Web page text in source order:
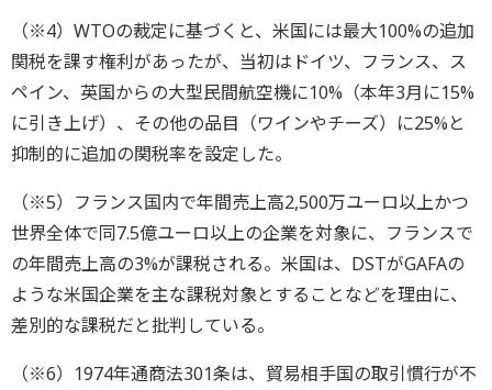
（※4）WTOの裁定に基づくと、米国には最大100%の追加
関税を課す権利があったが、当初はドイツ、フランス、ス
ペイン、英国からの大型民間航空機に10%（本年3月に15%
に引き上げ）、その他の品目（ワインやチーズ）に25%と
抑制的に追加の関税率を設定した。
（※5）フランス国内で年間売上高2,500万ユーロ以上かつ
世界全体で同7.5億ユーロ以上の企業を対象に、フランスで
の年間売上高の3%が課税される。米国は、DSTがGAFAの
ような米国企業を主な課税対象とすることなどを理由に、
差別的な課税だと批判している。
（※6）1974年通商法301条は、貿易相手国の取引慣行が不